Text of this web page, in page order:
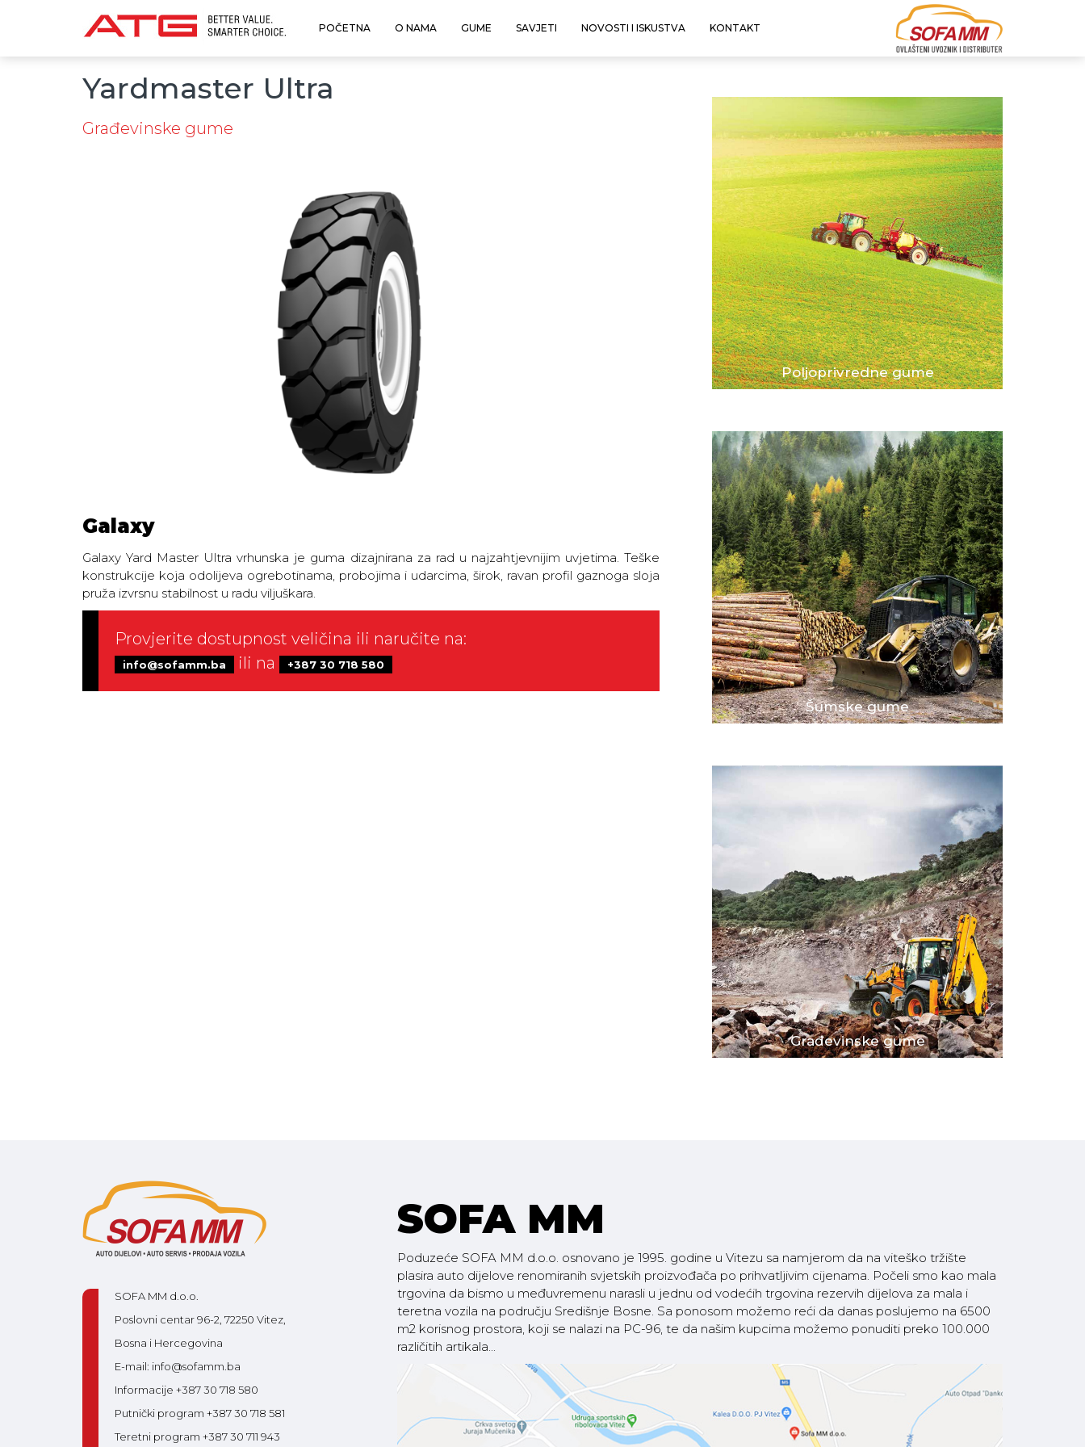
POČETNA O NAMA GUME SAVJETI NOVOSTI I ISKUSTVA KONTAKT
Yardmaster Ultra
Građevinske gume
Galaxy
Galaxy Yard Master Ultra vrhunska je guma dizajnirana za rad u najzahtjevnijim uvjetima. Teške
konstrukcije koja odolijeva ogrebotinama, probojima i udarcima, širok, ravan profil gaznoga sloja
pruža izvrsnu stabilnost u radu viljuškara.
Provjerite dostupnost veličina ili naručite na:
info@sofamm.ba ili na +387 30 718 580
Poljoprivredne gume
Šumske gume
Građevinske gume
SOFA MM d.o.o.
Poslovni centar 96-2, 72250 Vitez,
Bosna i Hercegovina
E-mail: info@sofamm.ba
Informacije +387 30 718 580
Putnički program +387 30 718 581
Teretni program +387 30 711 943
SOFA MM
Poduzeće SOFA MM d.o.o. osnovano je 1995. godine u Vitezu sa namjerom da na viteško tržište
plasira auto dijelove renomiranih svjetskih proizvođača po prihvatljivim cijenama. Počeli smo kao mala
trgovina da bismo u međuvremenu narasli u jednu od vodećih trgovina rezervih dijelova za mala i
teretna vozila na području Središnje Bosne. Sa ponosom možemo reći da danas poslujemo na 6500
m2 korisnog prostora, koji se nalazi na PC-96, te da našim kupcima možemo ponuditi preko 100.000
različitih artikala...